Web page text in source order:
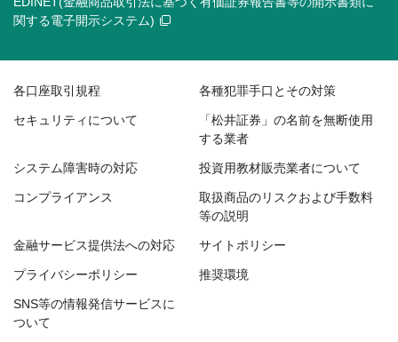
関する電子開示システム)
各口座取引規程 各種犯罪手口とその対策
セキュリティについて
「松井証券」の名前を無断使用
する業者
システム障害時の対応 投資用教材販売業者について
コンプライアンス
取扱商品のリスクおよび手数料
等の説明
金融サービス提供法への対応 サイトポリシー
プライバシーポリシー 推奨環境
SNS等の情報発信サービスに
ついて